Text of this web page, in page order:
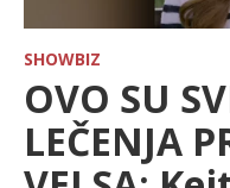
HRONIKA
FARMERI
TV
SHOWBIZ
OVO SU
LEČENJA